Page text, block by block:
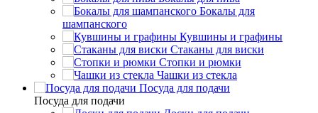
Бокалы для
шампанского
Кувшины и графины
Стаканы для виски
Стопки и рюмки
Чашки из стекла
Посуда для подачи
Посуда для подачи